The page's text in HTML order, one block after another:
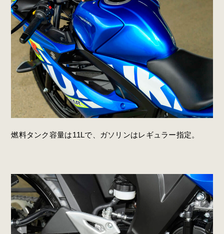
燃料タンク容量は11Lで、ガソリンはレギュラー指定。